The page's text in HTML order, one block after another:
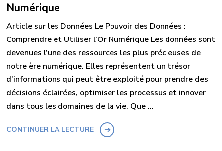
Numérique
Article sur les Données Le Pouvoir des Données :
Comprendre et Utiliser l’Or Numérique Les données sont
devenues l’une des ressources les plus précieuses de
notre ère numérique. Elles représentent un trésor
d’informations qui peut être exploité pour prendre des
décisions éclairées, optimiser les processus et innover
dans tous les domaines de la vie. Que …
CONTINUER LA LECTURE